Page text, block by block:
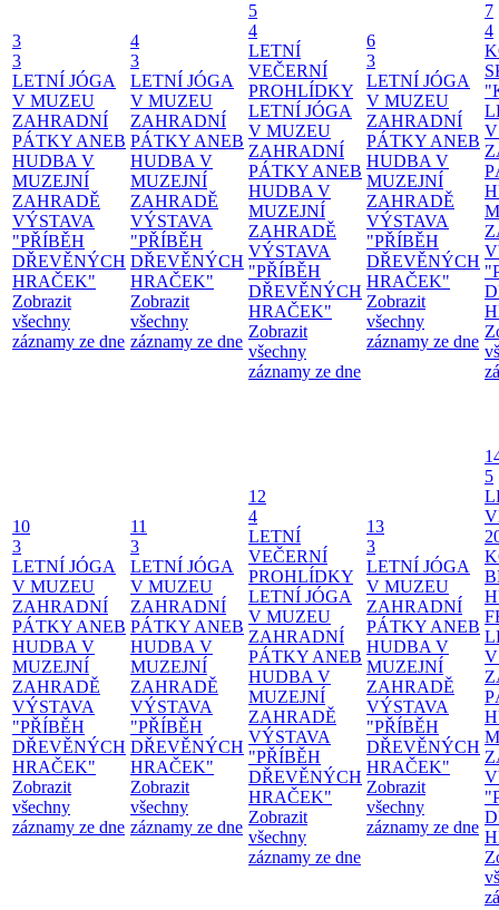
3
3
LETNÍ JÓGA
V MUZEU
ZAHRADNÍ
PÁTKY ANEB
HUDBA V
MUZEJNÍ
ZAHRADĚ
VÝSTAVA
"PŘÍBĚH
DŘEVĚNÝCH
HRAČEK"
Zobrazit
všechny
záznamy ze dne
4
3
LETNÍ JÓGA
V MUZEU
ZAHRADNÍ
PÁTKY ANEB
HUDBA V
MUZEJNÍ
ZAHRADĚ
VÝSTAVA
"PŘÍBĚH
DŘEVĚNÝCH
HRAČEK"
Zobrazit
všechny
záznamy ze dne
5
4
LETNÍ
VEČERNÍ
PROHLÍDKY
LETNÍ JÓGA
V MUZEU
ZAHRADNÍ
PÁTKY ANEB
HUDBA V
MUZEJNÍ
ZAHRADĚ
VÝSTAVA
"PŘÍBĚH
DŘEVĚNÝCH
HRAČEK"
Zobrazit
všechny
záznamy ze dne
6
3
LETNÍ JÓGA
V MUZEU
ZAHRADNÍ
PÁTKY ANEB
HUDBA V
MUZEJNÍ
ZAHRADĚ
VÝSTAVA
"PŘÍBĚH
DŘEVĚNÝCH
HRAČEK"
Zobrazit
všechny
záznamy ze dne
7
4
10
3
LETNÍ JÓGA
V MUZEU
ZAHRADNÍ
PÁTKY ANEB
HUDBA V
MUZEJNÍ
ZAHRADĚ
VÝSTAVA
"PŘÍBĚH
DŘEVĚNÝCH
HRAČEK"
Zobrazit
všechny
záznamy ze dne
11
3
LETNÍ JÓGA
V MUZEU
ZAHRADNÍ
PÁTKY ANEB
HUDBA V
MUZEJNÍ
ZAHRADĚ
VÝSTAVA
"PŘÍBĚH
DŘEVĚNÝCH
HRAČEK"
Zobrazit
všechny
záznamy ze dne
12
4
LETNÍ
VEČERNÍ
PROHLÍDKY
LETNÍ JÓGA
V MUZEU
ZAHRADNÍ
PÁTKY ANEB
HUDBA V
MUZEJNÍ
ZAHRADĚ
VÝSTAVA
"PŘÍBĚH
DŘEVĚNÝCH
HRAČEK"
Zobrazit
všechny
záznamy ze dne
13
3
LETNÍ JÓGA
V MUZEU
ZAHRADNÍ
PÁTKY ANEB
HUDBA V
MUZEJNÍ
ZAHRADĚ
VÝSTAVA
"PŘÍBĚH
DŘEVĚNÝCH
HRAČEK"
Zobrazit
všechny
záznamy ze dne
5